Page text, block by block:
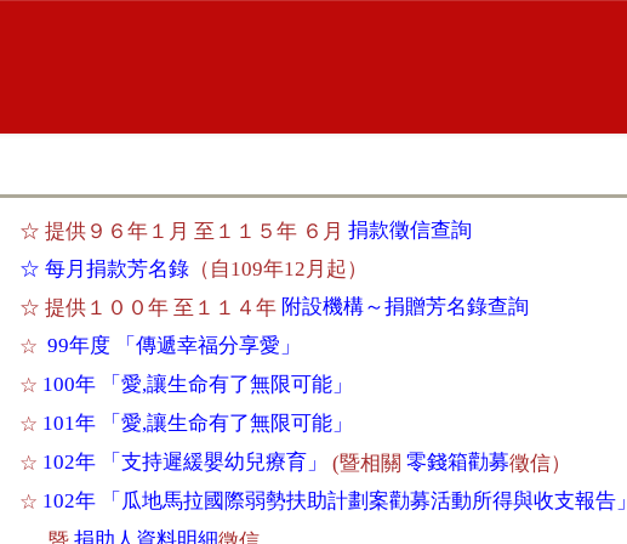
☆ 提供９６年１月 至１１５年 ６月 捐款徵信查詢
☆ 每月捐款芳名錄 （自109年12月起）
☆ 提供１００年 至１１４年 附設機構～捐贈芳名錄查詢
☆ 99年度 「傳遞幸福分享愛」
☆ 100年 「愛,讓生命有了無限可能」
☆ 101年 「愛,讓生命有了無限可能」
☆ 102年 「支持遲緩嬰幼兒療育」 (暨相關 零錢箱勸募徵信）
☆ 102年 「瓜地馬拉國際弱勢扶助計劃案勸募活動所得與收支報告」